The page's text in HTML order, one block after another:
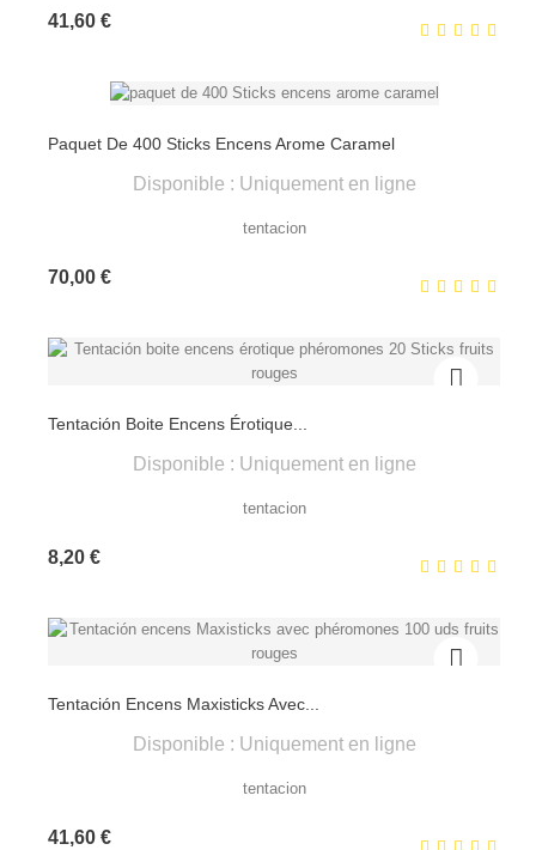
41,60 €Prix
Paquet De 400 Sticks Encens Arome Caramel
Disponible : Uniquement en ligne
tentacion
70,00 €Prix
Tentación Boite Encens Érotique...
Disponible : Uniquement en ligne
tentacion
8,20 €Prix
Tentación Encens Maxisticks Avec...
Disponible : Uniquement en ligne
tentacion
41,60 €Prix